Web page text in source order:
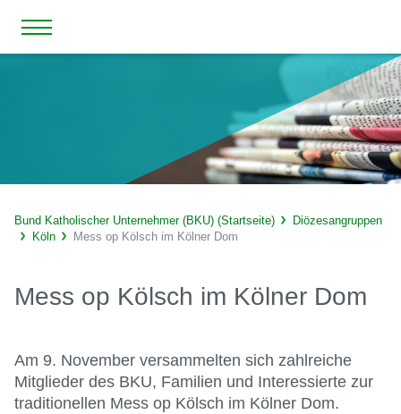
Bund Katholischer Unternehmer (BKU) (Startseite)
Diözesangruppen
Köln
Mess op Kölsch im Kölner Dom
Mess op Kölsch im Kölner Dom
Am 9. November versammelten sich zahlreiche
Mitglieder des BKU, Familien und Interessierte zur
traditionellen Mess op Kölsch im Kölner Dom.